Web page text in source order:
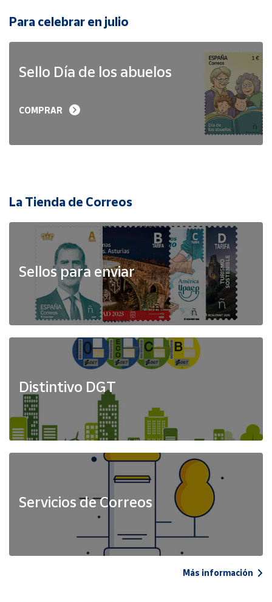
Para celebrar en julio
Sello Día de los abuelos
COMPRAR
La Tienda de Correos
Sellos para enviar
Distintivo DGT
Servicios de Correos
Más información